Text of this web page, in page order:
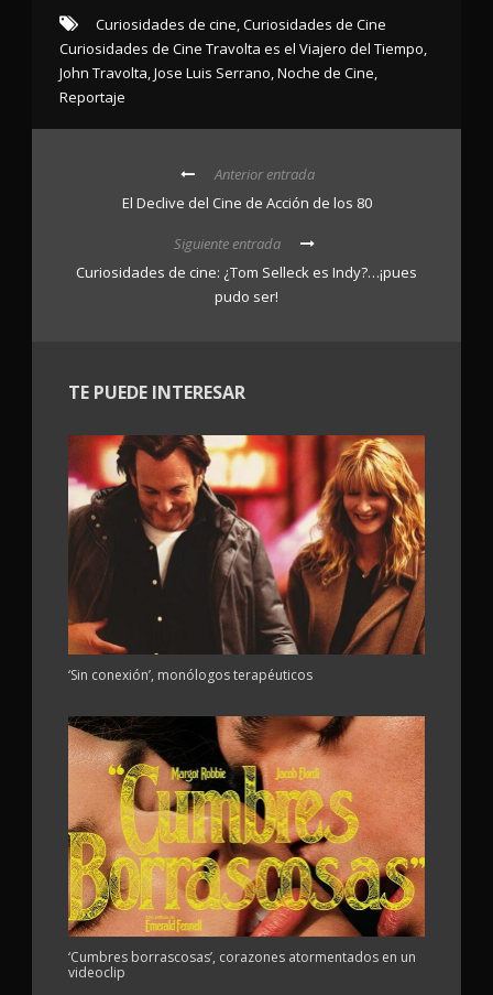
Curiosidades de cine,Curiosidades de Cine
Curiosidades de Cine Travolta es el Viajero del Tiempo,
John Travolta,Jose Luis Serrano,Noche de Cine,
Reportaje
Anterior entrada
El Declive del Cine de Acción de los 80
Siguiente entrada
Curiosidades de cine: ¿Tom Selleck es Indy?…¡pues
pudo ser!
TE PUEDE INTERESAR
‘Sin conexión’, monólogos terapéuticos
‘Cumbres borrascosas’, corazones atormentados en un
videoclip